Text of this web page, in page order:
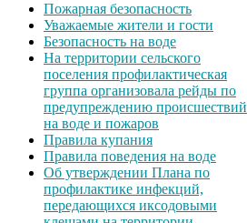
Пожарная безопасность
Уважаемые жители и гости
Безопасность на воде
На территории сельского
поселения профилактическая
группа организовала рейды по
предупреждению происшествий
на воде и пожаров
Правила купания
Правила поведения на воде
Об утверждении Плана по
профилактике инфекций,
передающихся иксодовыми